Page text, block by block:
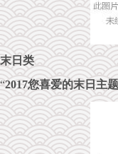
末日类
“2017您喜爱的末日主